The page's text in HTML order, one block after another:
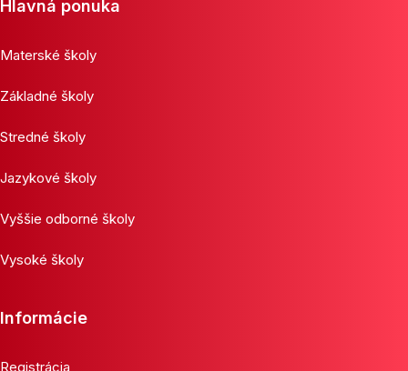
Hlavná ponuka
Materské školy
Základné školy
Stredné školy
Jazykové školy
Vyššie odborné školy
Vysoké školy
Informácie
Registrácia